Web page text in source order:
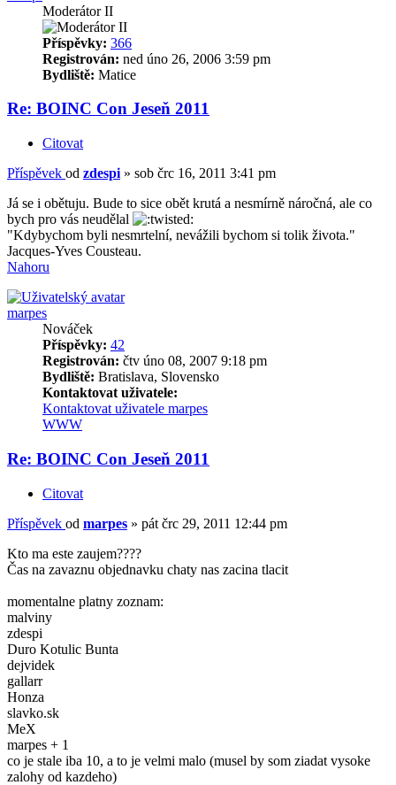
Moderátor II
Příspěvky: 366
Registrován: ned úno 26, 2006 3:59 pm
Bydliště: Matice
Re: BOINC Con Jeseň 2011
Citovat
Příspěvek od zdespi » sob črc 16, 2011 3:41 pm
Já se i obětuju. Bude to sice obět krutá a nesmírně náročná, ale co
bych pro vás neudělal
"Kdybychom byli nesmrtelní, nevážili bychom si tolik života."
Jacques-Yves Cousteau.
Nahoru
marpes
Nováček
Příspěvky: 42
Registrován: čtv úno 08, 2007 9:18 pm
Bydliště: Bratislava, Slovensko
Kontaktovat uživatele:
Kontaktovat uživatele marpes
WWW
Re: BOINC Con Jeseň 2011
Citovat
Příspěvek od marpes » pát črc 29, 2011 12:44 pm
Kto ma este zaujem????
Čas na zavaznu objednavku chaty nas zacina tlacit
momentalne platny zoznam:
malviny
zdespi
Duro Kotulic Bunta
dejvidek
gallarr
Honza
slavko.sk
MeX
marpes + 1
co je stale iba 10, a to je velmi malo (musel by som ziadat vysoke
zalohy od kazdeho)